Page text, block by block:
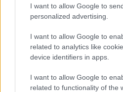
I want to allow Google to
personalized advertising.
I want to allow Google to
related to analytics like
device identifiers in apps.
I want to allow Google to
related to functionality of the